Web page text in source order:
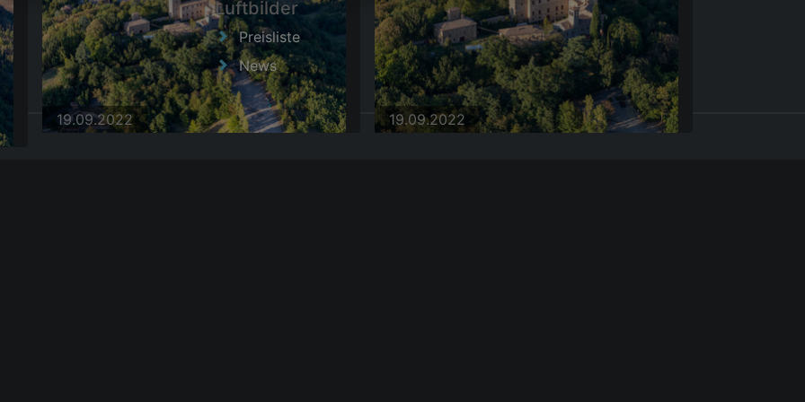
19.09.2022 19.09.2022
19.09.2022 19.09.2022
Luftbilder
Preisliste
News